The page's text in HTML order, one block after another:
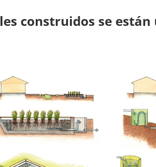
construidos se